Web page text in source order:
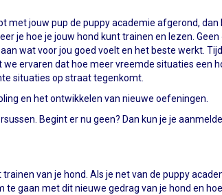
met jouw pup de puppy academie afgerond,
je hoe je jouw hond kunt trainen en lezen. Geen
wat voor jou goed voelt en het beste werkt.
ervaren dat hoe meer vreemde situaties een
situaties op straat tegenkomt.
en het ontwikkelen van nieuwe oefeningen.
Begint er nu geen? Dan kun je je
van je hond. Als je net van de puppy
gaan met dit nieuwe gedrag van je hond en